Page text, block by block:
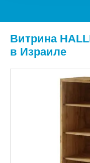
Витрина
в Израиле